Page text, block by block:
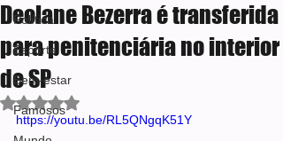
Política
Esporte
Bem-estar
Famosos
Deolane Bezerra é transferida
para penitenciária no interior
de SP
Avaliado com NaN de 5 estrelas.
https://youtu.be/RL5QNgqK51Y